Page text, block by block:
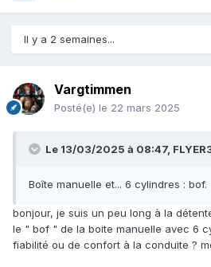
Il y a 2 semaines...
Vargtimmen
Posté(e) le 22 mars 2025
Le 13/03/2025 à 08:47,
Boîte manuelle et... 6 cylindres : bof.
bonjour, je suis un peu long à la
le " bof " de la boite manuelle avec 6
fiabilité ou de confort à la conduite ?